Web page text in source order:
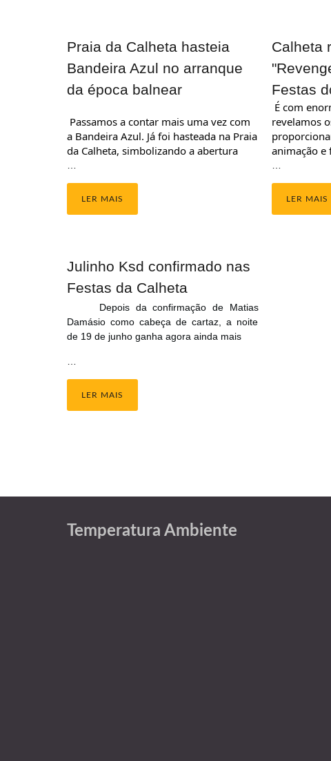
Praia da Calheta hasteia
Bandeira Azul no arranque
da época balnear
a Bandeira Azul. Já foi hasteada na Praia
da Calheta, simbolizando a abertura
LER MAIS
Calheta
Festas
revelamos
animação e
LER MAIS
Julinho Ksd confirmado nas
Festas da Calheta
Depois da confirmação de Matias
Damásio como cabeça de cartaz, a noite
de 19 de junho ganha agora ainda mais
LER MAIS
Temperatura Ambiente